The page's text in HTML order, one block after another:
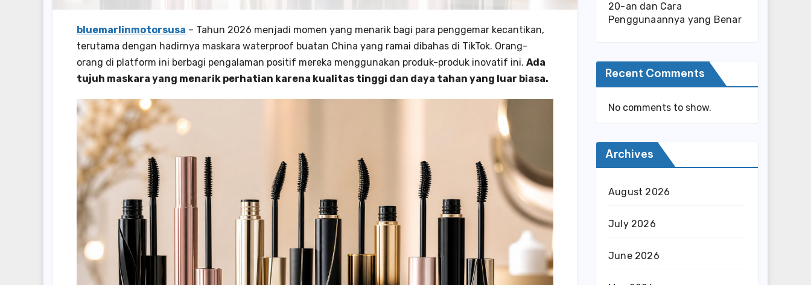
bluemarlinmotorsusa – Tahun 2026 menjadi momen yang menarik bagi para penggemar kecantikan,
terutama dengan hadirnya maskara waterproof buatan China yang ramai dibahas di TikTok. Orang-
orang di platform ini berbagi pengalaman positif mereka menggunakan produk-produk inovatif ini. Ada
tujuh maskara yang menarik perhatian karena kualitas tinggi dan daya tahan yang luar biasa.
20-an dan Cara
Penggunaannya yang Benar
Recent Comments
No comments to show.
Archives
August 2026
July 2026
June 2026